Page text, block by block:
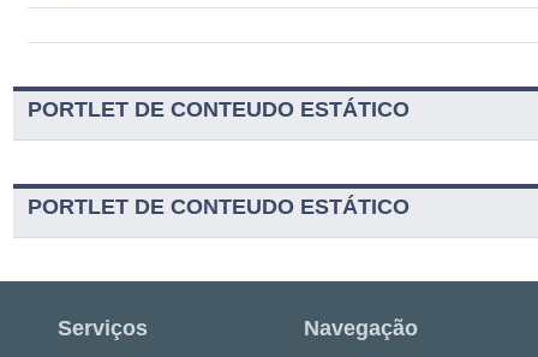
PORTLET DE CONTEUDO ESTÁTICO
PORTLET DE CONTEUDO ESTÁTICO
Serviços Navegação